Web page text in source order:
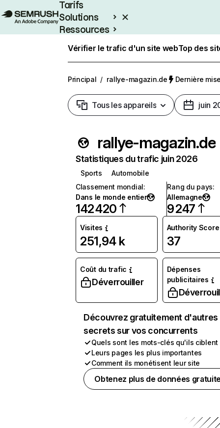
Tarifs
Solutions
Ressources
Vérifier le trafic d'un site webTop des
Principal / rallye-magazin.de Dernière
Tous les appareils juin
rallye-magazin.de
Statistiques du trafic juin 2026
Sports
Automobile
Classement mondial:
Dans le monde entier
142 420
Rang du pays:
Allemagne
9 247
Visites
251,94 k
Authority Score
37
Coût du trafic
Déverrouiller
Dépenses
publicitaires
Découvrez gratuitement d'autres
secrets sur vos concurrents
Quels sont les mots-clés qu'ils ciblent
Leurs pages les plus importantes
Comment ils monétisent leur site
Obtenez plus de données